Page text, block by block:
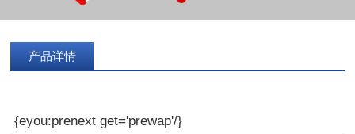
产品详情
{eyou:prenext get='prewap'/}